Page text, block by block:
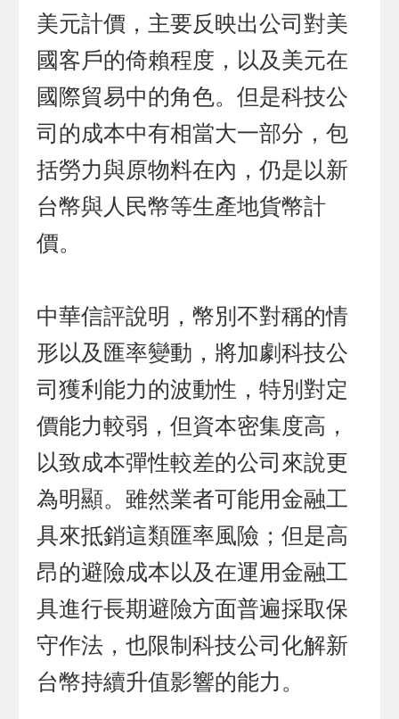
美元計價，主要反映出公司對美
國客戶的倚賴程度，以及美元在
國際貿易中的角色。但是科技公
司的成本中有相當大一部分，包
括勞力與原物料在內，仍是以新
台幣與人民幣等生產地貨幣計
價。
中華信評說明，幣別不對稱的情
形以及匯率變動，將加劇科技公
司獲利能力的波動性，特別對定
價能力較弱，但資本密集度高，
以致成本彈性較差的公司來說更
為明顯。雖然業者可能用金融工
具來抵銷這類匯率風險；但是高
昂的避險成本以及在運用金融工
具進行長期避險方面普遍採取保
守作法，也限制科技公司化解新
台幣持續升值影響的能力。